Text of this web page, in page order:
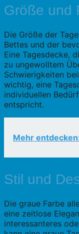
Größe und
Die Größe der
Bettes und der
Eine Tagesdecke,
zu ungewolltem
Schwierigkeiten
wichtig, eine
individuellen
entspricht.
Mehr
Stil und
Die graue Farbe
eine zeitlose
interessanteres